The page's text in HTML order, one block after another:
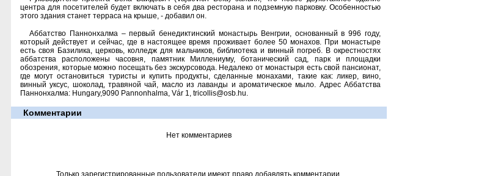
центра для посетителей будет включать в себя два ресторана и подземную парковку. Особенностью
этого здания станет терраса на крыше, - добавил он.
Аббатство Паннонхалма – первый бенедиктинский монастырь Венгрии, основанный в 996 году,
который действует и сейчас, где в настоящее время проживает более 50 монахов. При монастыре
есть своя Базилика, церковь, колледж для мальчиков, библиотека и винный погреб. В окрестностях
аббатства расположены часовня, памятник Миллениуму, ботанический сад, парк и площадки
обозрения, которые можно посещать без экскурсовода. Недалеко от монастыря есть свой пансионат,
где могут остановиться туристы и купить продукты, сделанные монахами, такие как: ликер, вино,
винный уксус, шоколад, травяной чай, масло из лаванды и ароматическое мыло. Адрес Аббатства
Паннонхалма: Hungary,9090 Pannonhalma, Vár 1, tricollis@osb.hu.
Комментарии
Нет комментариев
Только зарегистрированные пользователи имеют право добавлять комментарии.